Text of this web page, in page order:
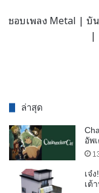
ชอบเพลง Metal | บั
|
ล่าสุด
อัพ
เจ๋
เต้